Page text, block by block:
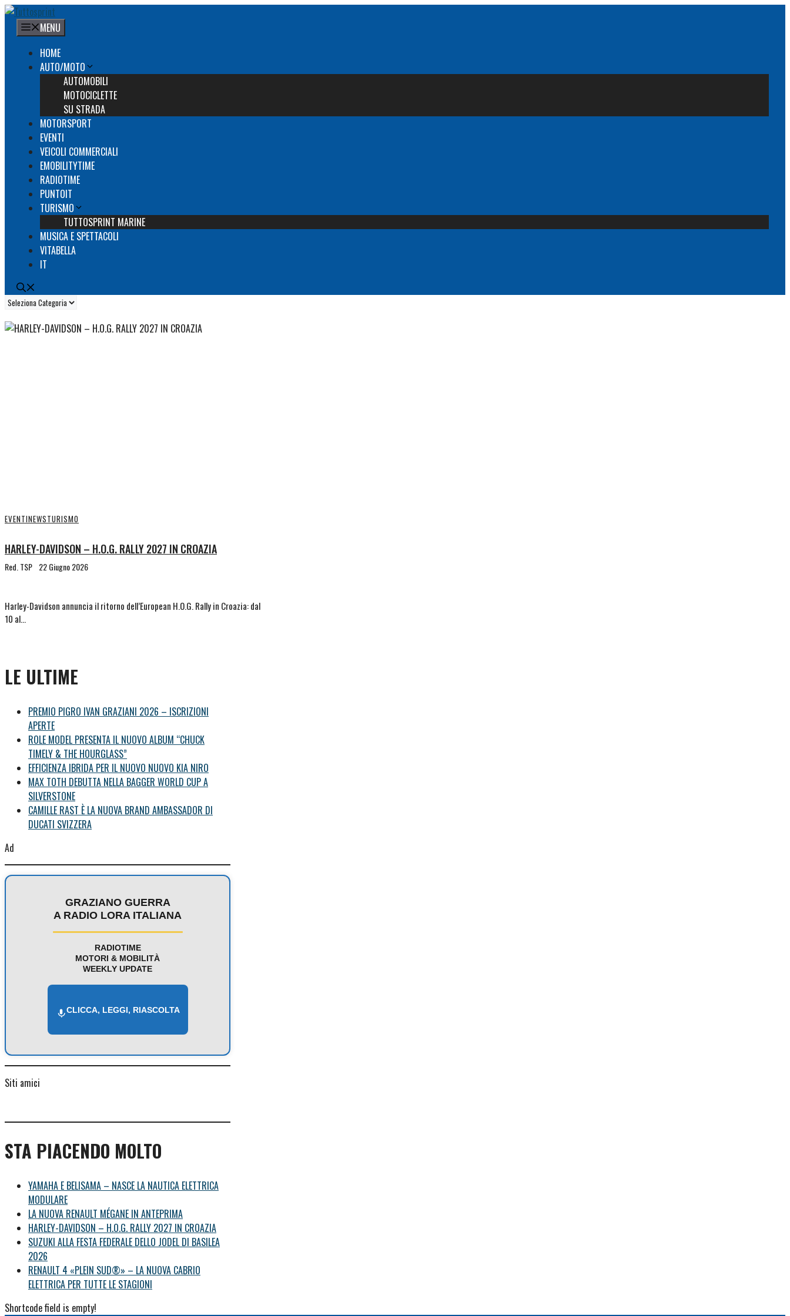
Vai
contenuto
MENU
HOME
AUTO/MOTO
AUTOMOBILI
MOTOCICLETTE
SU STRADA
MOTORSPORT
EVENTI
VEICOLI COMMERCIALI
EMOBILITYTIME
RADIOTIME
PUNTOIT
TURISMO
TUTTOSPRINT MARINE
MUSICA E SPETTACOLI
VITABELLA
IT
Categorie
EVENTINEWSTURISMO
HARLEY-DAVIDSON – H.O.G. RALLY 2027 IN CROAZIA
Red. TSP 22 Giugno 2026
Harley-Davidson annuncia il ritorno dell’European H.O.G. Rally in Croazia: dal
10 al…
LE ULTIME
PREMIO PIGRO IVAN GRAZIANI 2026 – ISCRIZIONI
APERTE
ROLE MODEL PRESENTA IL NUOVO ALBUM “CHUCK
TIMELY & THE HOURGLASS”
EFFICIENZA IBRIDA PER IL NUOVO NUOVO KIA NIRO
MAX TOTH DEBUTTA NELLA BAGGER WORLD CUP A
SILVERSTONE
CAMILLE RAST È LA NUOVA BRAND AMBASSADOR DI
DUCATI SVIZZERA
Ad
GRAZIANO GUERRA
A RADIO LORA ITALIANA
RADIOTIME
MOTORI & MOBILITÀ
WEEKLY UPDATE
CLICCA, LEGGI, RIASCOLTA
Siti amici
STA PIACENDO MOLTO
YAMAHA E BELISAMA – NASCE LA NAUTICA ELETTRICA
MODULARE
LA NUOVA RENAULT MÉGANE IN ANTEPRIMA
HARLEY-DAVIDSON – H.O.G. RALLY 2027 IN CROAZIA
SUZUKI ALLA FESTA FEDERALE DELLO JODEL DI BASILEA
2026
RENAULT 4 «PLEIN SUD®» – LA NUOVA CABRIO
ELETTRICA PER TUTTE LE STAGIONI
Shortcode field is empty!